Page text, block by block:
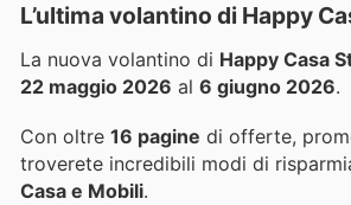
L’ultima volantino di Happy
La nuova volantino di Happy Casa
22 maggio 2026 al 6 giugno 2026.
Con oltre 16 pagine di offerte,
troverete incredibili modi di
Casa e Mobili.